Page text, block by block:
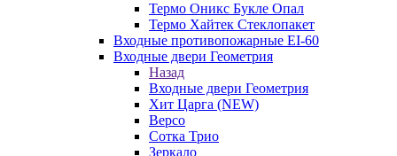
Термо Оникс Букле Опал
Термо Хайтек Стеклопакет
Входные противопожарные EI-60
Входные двери Геометрия
Назад
Входные двери Геометрия
Хит Царга (NEW)
Версо
Сотка Трио
Зеркало